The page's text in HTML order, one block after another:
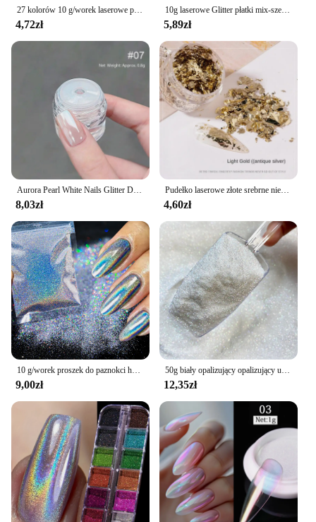
27 kolorów 10 g/worek laserowe paznokcie brokat chromowany proszek do paznokci diamentowa tęcza liniowy brokatowy lakier żelowy holograficzny Pigment Shimmer
4,72zł
10g laserowe Glitter płatki mix-sześciokąt holograficzny świecący proszek zdobienie paznokci dekoracje luźne odblaskowe syrenka Chunky cekiny
5,89zł
Aurora Pearl White Nails Glitter Dust Chrome Moonlight White Rubbing on Powder Shell Mirror Pigment Nail Art Supplies Decoration
8,03zł
Pudełko laserowe złote srebrne nieregularne papier z folii aluminiowej naklejka artystyczna do paznokci brokat Manicure lakier żelowy UV ozdabianie paznokci narzędzia
4,60zł
9,00zł 12,35zł